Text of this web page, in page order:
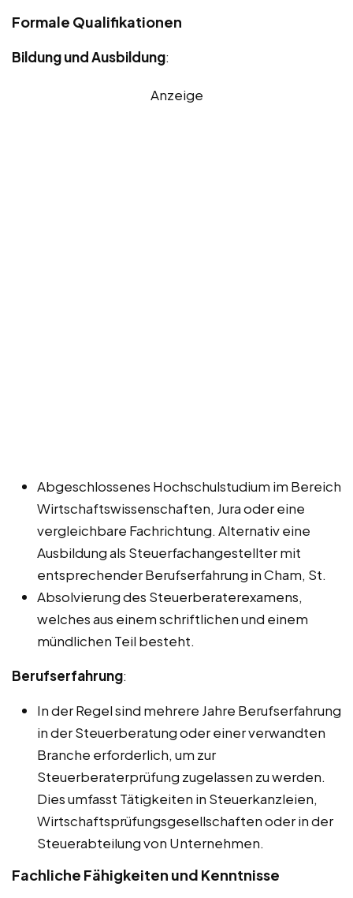
Formale Qualifikationen
Bildung und Ausbildung:
Anzeige
Abgeschlossenes Hochschulstudium im Bereich
Wirtschaftswissenschaften, Jura oder eine
vergleichbare Fachrichtung. Alternativ eine
Ausbildung als Steuerfachangestellter mit
entsprechender Berufserfahrung in Cham, St.
Absolvierung des Steuerberaterexamens,
welches aus einem schriftlichen und einem
mündlichen Teil besteht.
Berufserfahrung:
In der Regel sind mehrere Jahre Berufserfahrung
in der Steuerberatung oder einer verwandten
Branche erforderlich, um zur
Steuerberaterprüfung zugelassen zu werden.
Dies umfasst Tätigkeiten in Steuerkanzleien,
Wirtschaftsprüfungsgesellschaften oder in der
Steuerabteilung von Unternehmen.
Fachliche Fähigkeiten und Kenntnisse